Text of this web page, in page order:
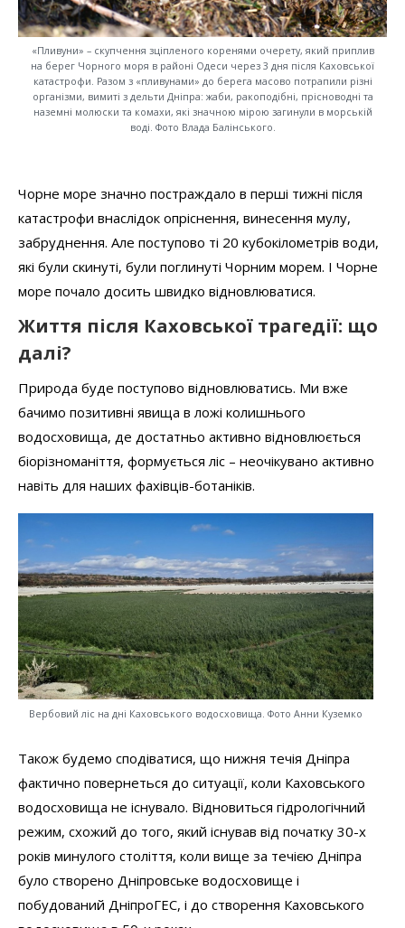
«Пливуни» – скупчення зціпленого коренями очерету, який приплив
на берег Чорного моря в районі Одеси через 3 дня після Каховської
катастрофи. Разом з «пливунами» до берега масово потрапили різні
організми, вимиті з дельти Дніпра: жаби, ракоподібні, прісноводні та
наземні молюски та комахи, які значною мірою загинули в морській
воді. Фото Влада Балінського.
Чорне море значно постраждало в перші тижні після
катастрофи внаслідок опріснення, винесення мулу,
забруднення. Але поступово ті 20 кубокілометрів води,
які були скинуті, були поглинуті Чорним морем. І Чорне
море почало досить швидко відновлюватися.
Життя після Каховської трагедії: що
далі?
Природа буде поступово відновлюватись. Ми вже
бачимо позитивні явища в ложі колишнього
водосховища, де достатньо активно відновлюється
біорізноманіття, формується ліс – неочікувано активно
навіть для наших фахівців-ботаніків.
Вербовий ліс на дні Каховського водосховища. Фото Анни Куземко
Також будемо сподіватися, що нижня течія Дніпра
фактично повернеться до ситуації, коли Каховського
водосховища не існувало. Відновиться гідрологічний
режим, схожий до того, який існував від початку 30-х
років минулого століття, коли вище за течією Дніпра
було створено Дніпровське водосховище і
побудований ДніпроГЕС, і до створення Каховського